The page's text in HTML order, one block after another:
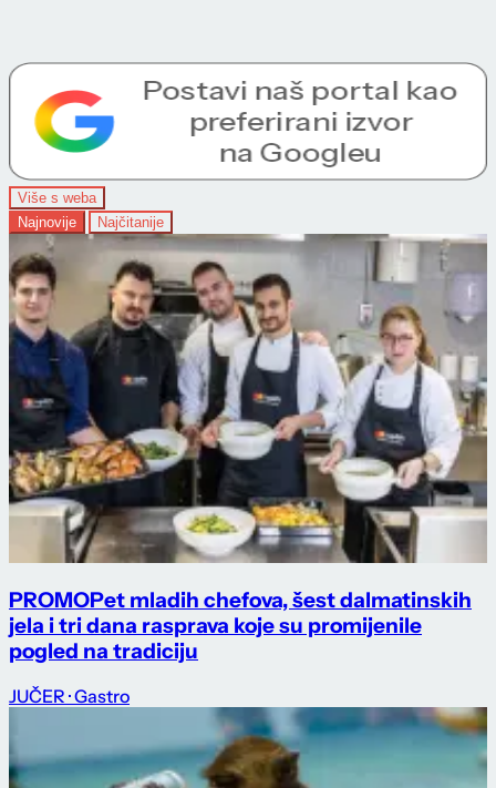
Više s weba
Najnovije
Najčitanije
PROMOPet mladih chefova, šest dalmatinskih
jela i tri dana rasprava koje su promijenile
pogled na tradiciju
JUČER · Gastro